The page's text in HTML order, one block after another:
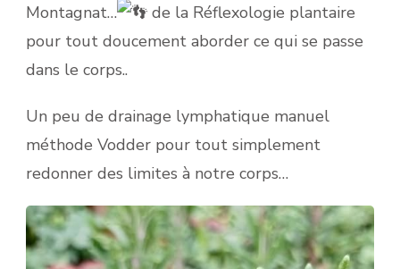
Montagnat…
de la Réflexologie plantaire
pour tout doucement aborder ce qui se passe
dans le corps..
Un peu de drainage lymphatique manuel
méthode Vodder pour tout simplement
redonner des limites à notre corps…